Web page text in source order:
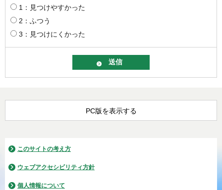
1：見つけやすかった
2：ふつう
3：見つけにくかった
PC版を表示する
このサイトの考え方
ウェブアクセシビリティ方針
個人情報について